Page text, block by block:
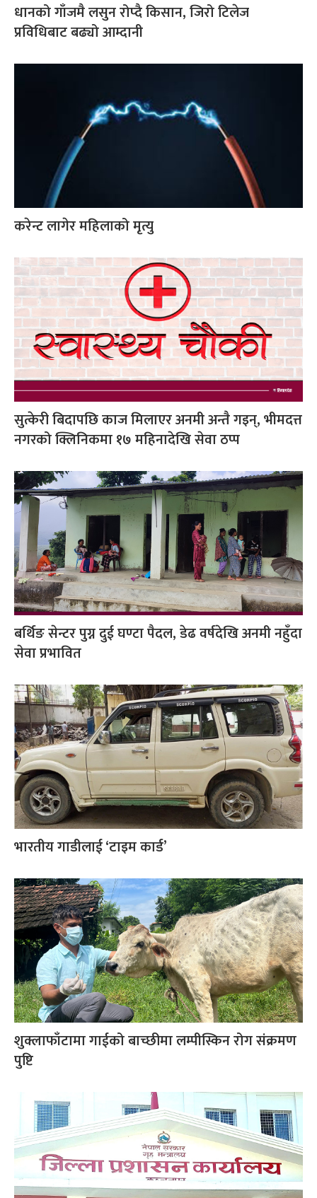
धानको गाँजमै लसुन रोप्दै किसान, जिरो टिलेज
प्रविधिबाट बढ्यो आम्दानी
करेन्ट लागेर महिलाको मृत्यु
सुत्केरी बिदापछि काज मिलाएर अनमी अन्तै गइन्, भीमदत्त
नगरको क्लिनिकमा १७ महिनादेखि सेवा ठप्प
बर्थिङ सेन्टर पुग्न दुई घण्टा पैदल, डेढ वर्षदेखि अनमी नहुँदा
सेवा प्रभावित
भारतीय गाडीलाई ‘टाइम कार्ड’
शुक्लाफाँटामा गाईको बाच्छीमा लम्पीस्किन रोग संक्रमण
पुष्टि